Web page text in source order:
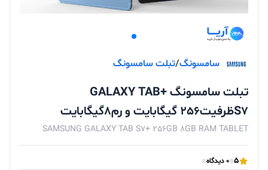
سامسونگ/تبلت سامسونگ
تبلت سامسونگ +GALAXY TAB
S7ظرفیت256 گیگابایت و رم8گیگابایت
SAMSUNG GALAXY TAB S7+ 256GB 8GB RAM TABLET
5 0 دیدگاه